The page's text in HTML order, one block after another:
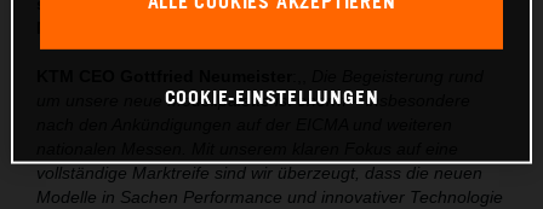
um unsere neue Modellpalette ist enorm – insbesondere
vollständige Marktreife sind wir überzeugt, dass die neuen
Modelle in Sachen Performance und innovativer Technologie
COOKIE-EINSTELLUNGEN